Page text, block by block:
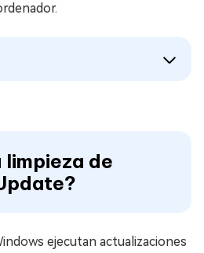
limpieza de
ejecutan actualizaciones